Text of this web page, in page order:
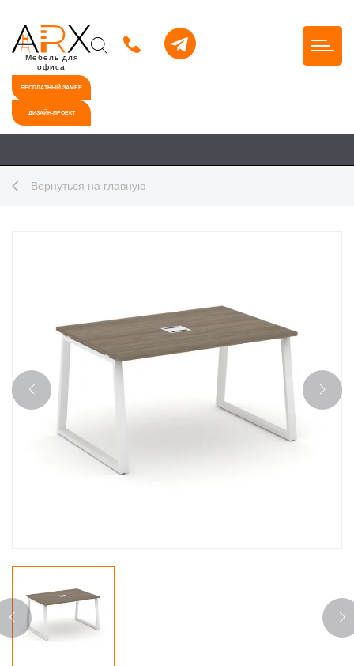
Мебель для
офиса
БЕСПЛАТНЫЙ ЗАМЕР
ДИЗАЙН-ПРОЕКТ
Вернуться на главную